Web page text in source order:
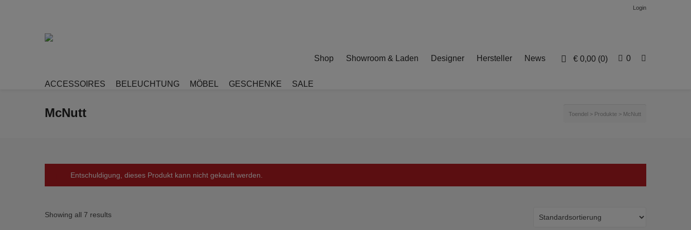
Login
€ 0,00 (0) 0
Shop Showroom & Laden Designer Hersteller News
ACCESSOIRES BELEUCHTUNG MÖBEL GESCHENKE SALE
McNutt Toendel > Produkte > McNutt
Entschuldigung, dieses Produkt kann nicht gekauft werden.
Showing all 7 results